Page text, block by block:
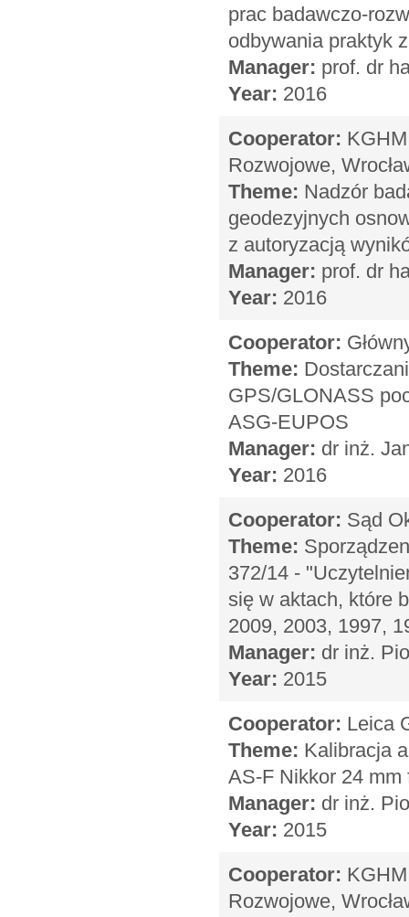
prac badawczo-
odbywania praktyk
Manager: prof. dr
Year: 2016
Cooperator:
Rozwojowe,
Theme: Nadzór
geodezyjnych
z autoryzacją
Manager: prof. dr
Year: 2016
Cooperator:
Theme:
GPS/GLONASS
ASG-EUPOS
Manager: dr inż.
Year: 2016
Cooperator: Sąd
Theme:
372/14 -
się w aktach, które
2009, 2003, 1997,
Manager: dr inż.
Year: 2015
Cooperator: Leica
Theme: Kalibracja
AS-F Nikkor 24 mm
Manager: dr inż.
Year: 2015
Cooperator:
Rozwojowe,